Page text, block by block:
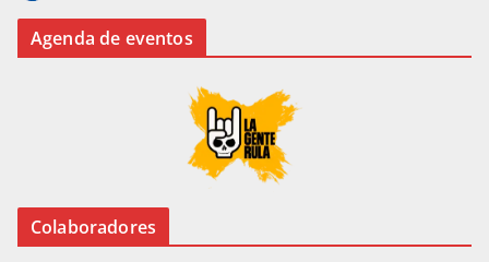
Agenda de eventos
Colaboradores